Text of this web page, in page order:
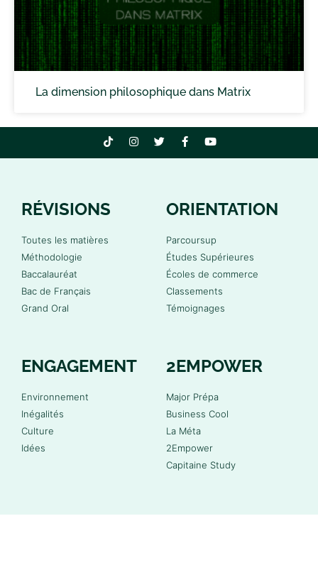
La dimension philosophique dans Matrix
RÉVISIONS
Toutes les matières
Méthodologie
Baccalauréat
Bac de Français
Grand Oral
ORIENTATION
Parcoursup
Études Supérieures
Écoles de commerce
Classements
Témoignages
ENGAGEMENT
Environnement
Inégalités
Culture
Idées
2EMPOWER
Major Prépa
Business Cool
La Méta
2Empower
Capitaine Study